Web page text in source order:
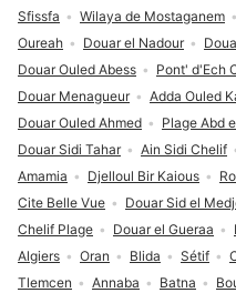
Algiers Oran Blida Sétif
Tlemcen
Annaba Batna
Sfissfa
Wilaya de Mostaganem
Oureah
Douar el Nadour
Douar Ouled Abess
Pont' d'Ech
Douar Menagueur
Adda Ouled
Douar Ouled Ahmed
Plage Abd
Douar Sidi Tahar
Ain Sidi Chelif
Amamia
Djelloul Bir Kaious
Cite Belle Vue
Douar Sid el
Chelif Plage
Douar el Gueraa